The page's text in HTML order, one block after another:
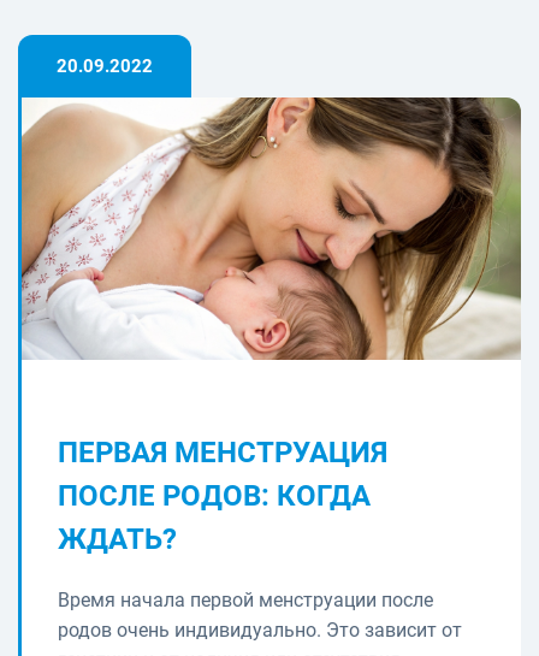
20.09.2022
ПЕРВАЯ МЕНСТРУАЦИЯ
ПОСЛЕ РОДОВ: КОГДА
ЖДАТЬ?
Время начала первой менструации после
родов очень индивидуально. Это зависит от